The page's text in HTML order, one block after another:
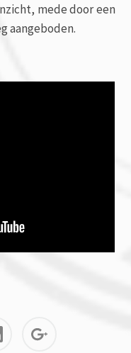
mede door een
aangeboden.